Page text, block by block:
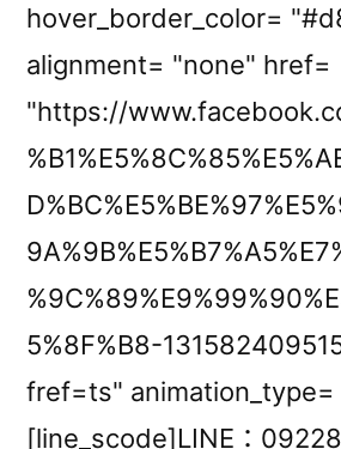
hover_border_color=
alignment= "none" href=
"https://
5%8F%B8-
fref=ts"
[line_scode]LINE：